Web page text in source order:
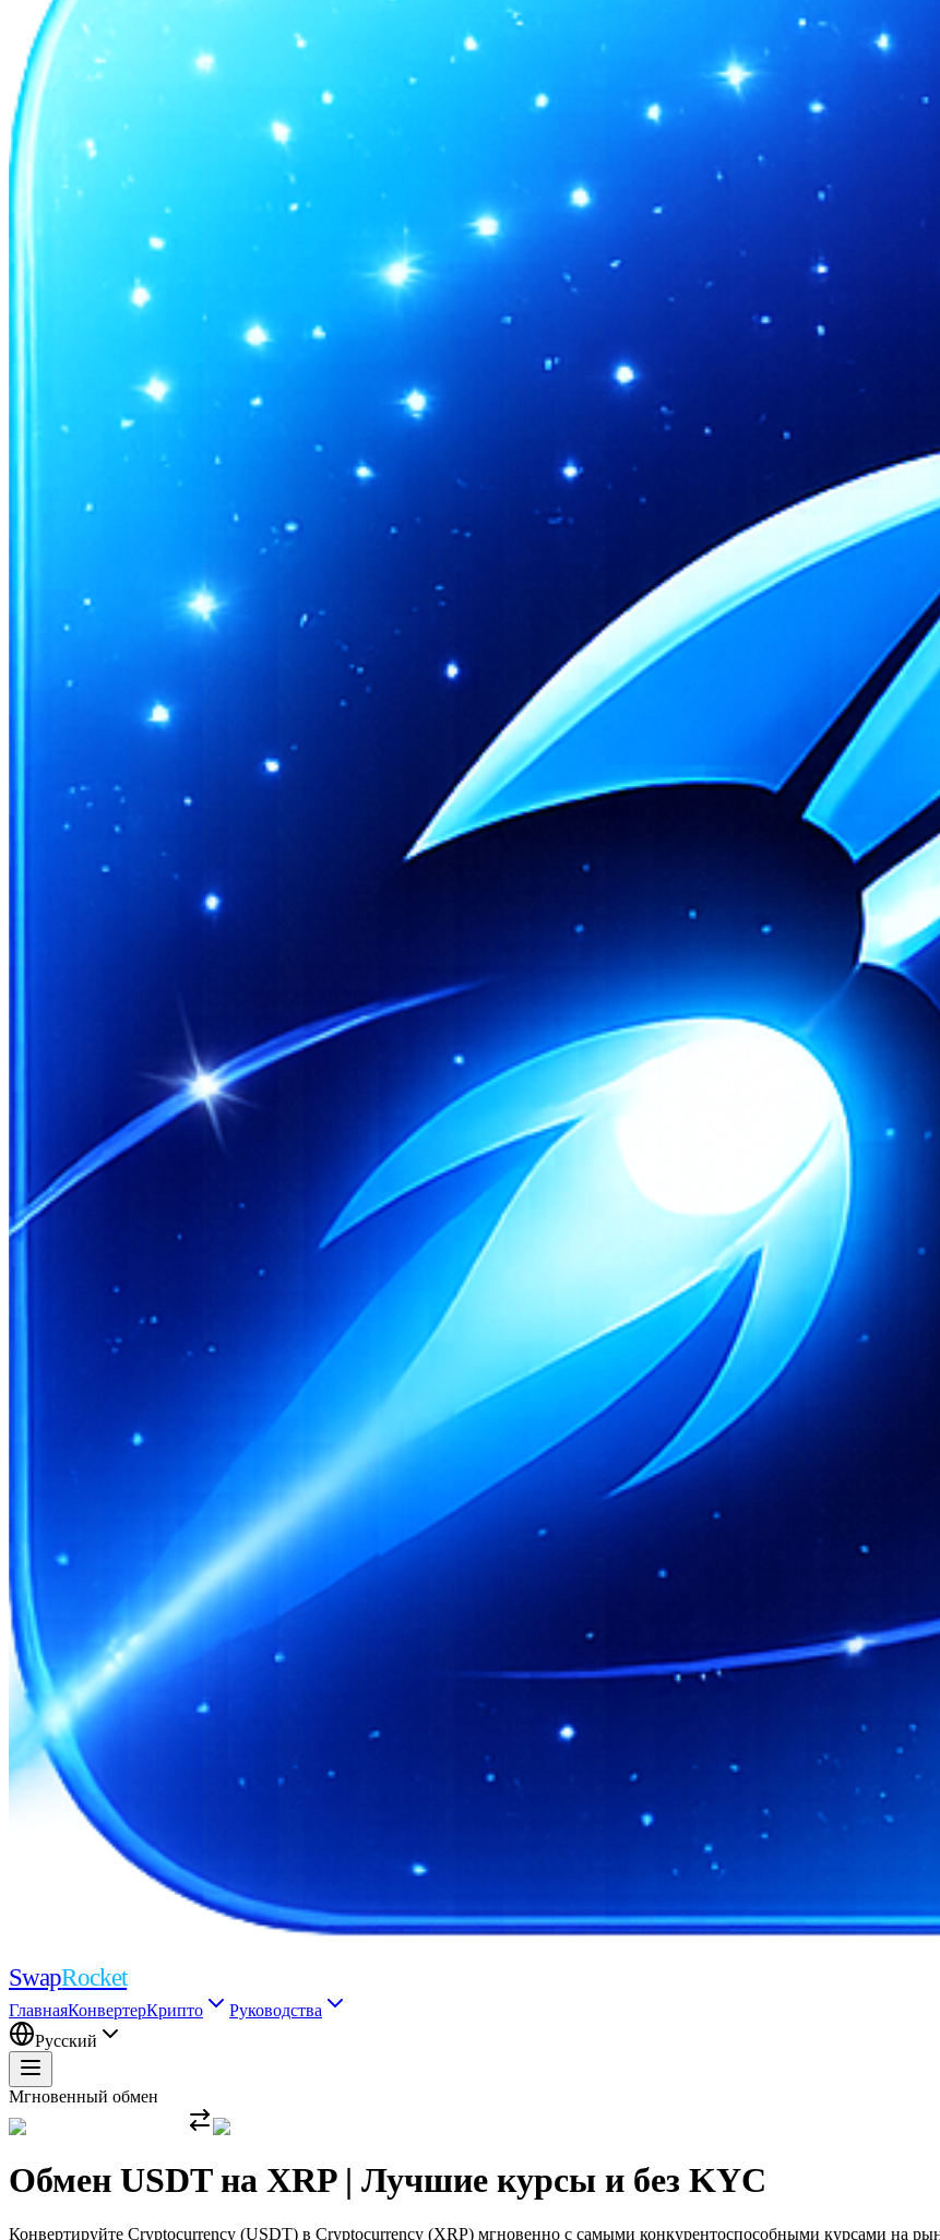
SwapRocket
ГлавнаяКонвертерКрипто
Руководства
Русский
Мгновенный обмен
Обмен USDT на XRP | Лучшие курсы и без KYC
Конвертируйте Cryptocurrency (USDT) в Cryptocurrency (XRP) мгновенно с самыми конкурентоспособными курсами на